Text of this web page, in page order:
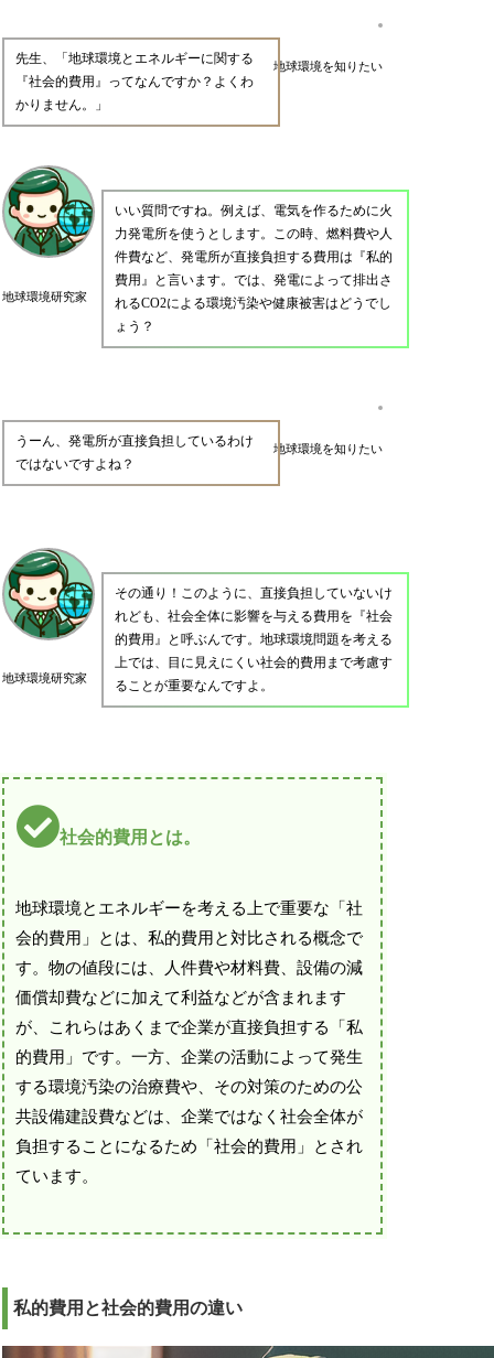
地球環境を知りたい
先生、「地球環境とエネルギーに関する
『社会的費用』ってなんですか？よくわ
かりません。」
地球環境研究家
いい質問ですね。例えば、電気を作るために火
力発電所を使うとします。この時、燃料費や人
件費など、発電所が直接負担する費用は『私的
費用』と言います。では、発電によって排出さ
れるCO2による環境汚染や健康被害はどうでし
ょう？
地球環境を知りたい
うーん、発電所が直接負担しているわけ
ではないですよね？
地球環境研究家
その通り！このように、直接負担していないけ
れども、社会全体に影響を与える費用を『社会
的費用』と呼ぶんです。地球環境問題を考える
上では、目に見えにくい社会的費用まで考慮す
ることが重要なんですよ。
社会的費用とは。
地球環境とエネルギーを考える上で重要な「社
会的費用」とは、私的費用と対比される概念で
す。物の値段には、人件費や材料費、設備の減
価償却費などに加えて利益などが含まれます
が、これらはあくまで企業が直接負担する「私
的費用」です。一方、企業の活動によって発生
する環境汚染の治療費や、その対策のための公
共設備建設費などは、企業ではなく社会全体が
負担することになるため「社会的費用」とされ
ています。
私的費用と社会的費用の違い